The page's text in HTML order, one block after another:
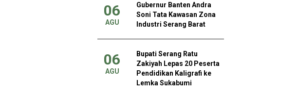
06
AGU
Gubernur Banten Andra
Soni Tata Kawasan Zona
Industri Serang Barat
06
AGU
Bupati Serang Ratu
Zakiyah Lepas 20 Peserta
Pendidikan Kaligrafi ke
Lemka Sukabumi